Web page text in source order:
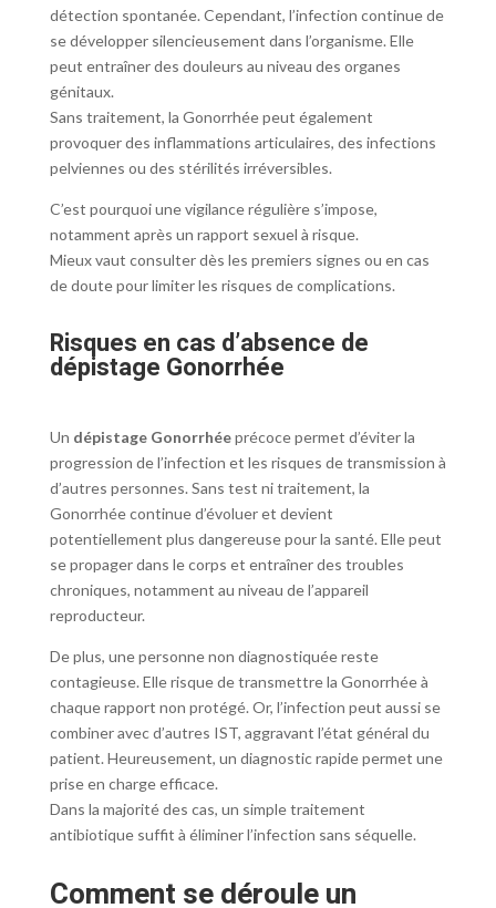
détection spontanée. Cependant, l’infection continue de
se développer silencieusement dans l’organisme. Elle
peut entraîner des douleurs au niveau des organes
génitaux.
Sans traitement, la Gonorrhée peut également
provoquer des inflammations articulaires, des infections
pelviennes ou des stérilités irréversibles.
C’est pourquoi une vigilance régulière s’impose,
notamment après un rapport sexuel à risque.
Mieux vaut consulter dès les premiers signes ou en cas
de doute pour limiter les risques de complications.
Risques en cas d’absence de
dépistage Gonorrhée
Un dépistage Gonorrhéeprécoce permet d’éviter la
progression de l’infection et les risques de transmission à
d’autres personnes. Sans test ni traitement, la
Gonorrhée continue d’évoluer et devient
potentiellement plus dangereuse pour la santé. Elle peut
se propager dans le corps et entraîner des troubles
chroniques, notamment au niveau de l’appareil
reproducteur.
De plus, une personne non diagnostiquée reste
contagieuse. Elle risque de transmettre la Gonorrhée à
chaque rapport non protégé. Or, l’infection peut aussi se
combiner avec d’autres IST, aggravant l’état général du
patient. Heureusement, un diagnostic rapide permet une
prise en charge efficace.
Dans la majorité des cas, un simple traitement
antibiotique suffit à éliminer l’infection sans séquelle.
Comment se déroule un